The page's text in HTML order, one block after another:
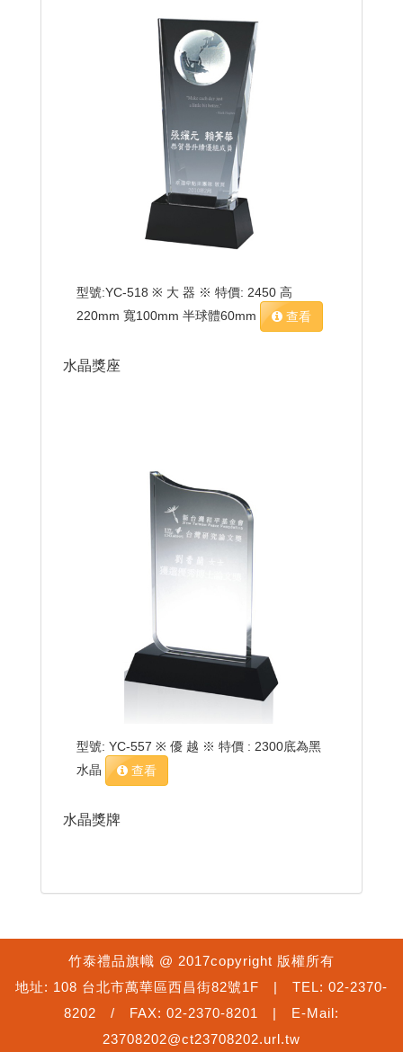
型號:YC-518 ※ 大 器 ※ 特價: 2450 高
220mm 寬100mm 半球體60mm
查看
水晶獎座
型號: YC-557 ※ 優 越 ※ 特價 : 2300底為黑
水晶
查看
水晶獎牌
竹泰禮品旗幟 @ 2017copyright 版權所有
地址: 108 台北市萬華區西昌街82號1F | TEL: 02-2370-
8202 / FAX: 02-2370-8201 | E-Mail:
23708202@ct23708202.url.tw